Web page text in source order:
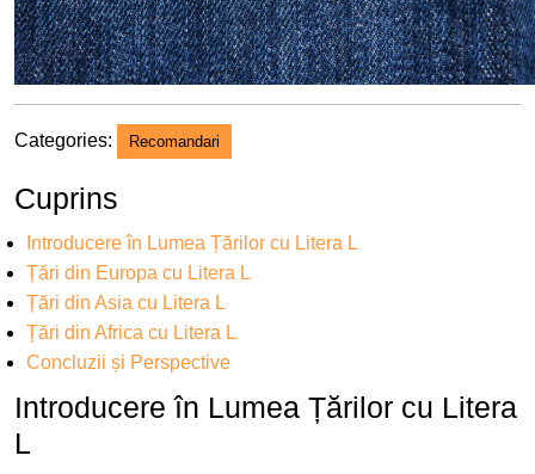
Categories: Recomandari
Cuprins
Introducere în Lumea Țărilor cu Litera L
Țări din Europa cu Litera L
Țări din Asia cu Litera L
Țări din Africa cu Litera L
Concluzii și Perspective
Introducere în Lumea Țărilor cu Litera
L